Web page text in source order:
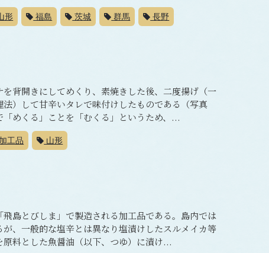
形 福島 茨城 群馬 長野
背開きにしてめくり、素焼きした後、二度揚げ（一
）して甘辛いタレで味付けしたものである（写真
めくる」ことを「むくる」というため、...
工品 山形
島とびしま」で製造される加工品である。島内では
が、一般的な塩辛とは異なり塩漬けしたスルメイカ等
料とした魚醤油（以下、つゆ）に漬け...